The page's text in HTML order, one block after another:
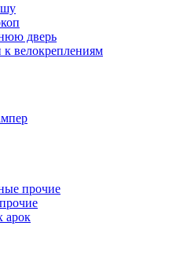
дверь
к велокреплениям
прочие
арок